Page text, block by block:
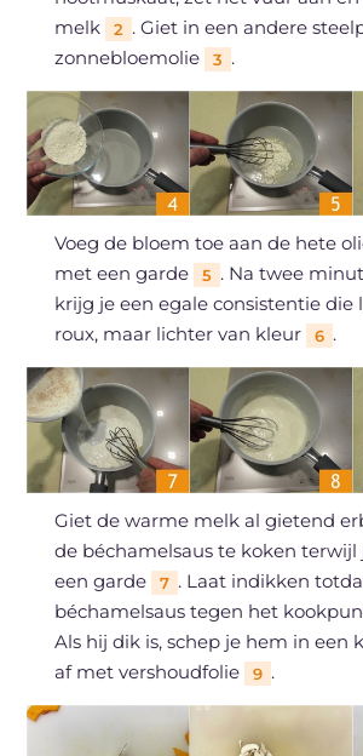
melk
2 . Giet in een andere
zonnebloemolie
3 .
Voeg de bloem toe aan de hete
met een garde
5 . Na twee
krijg je een egale consistentie die
roux, maar lichter van kleur
6 .
Giet de warme melk al gietend
de béchamelsaus te koken
een garde
7 . Laat indikken
béchamelsaus tegen het
Als hij dik is, schep je hem in een
af met vershoudfolie
9 .